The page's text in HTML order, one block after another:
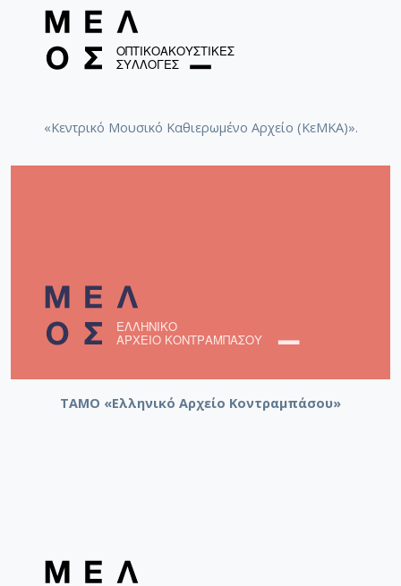
«Κεντρικό Μουσικό Καθιερωμένο Αρχείο (ΚεΜΚΑ)».
ΤΑΜΟ «Ελληνικό Αρχείο Κοντραμπάσου»